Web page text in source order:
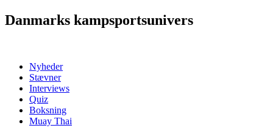
Videre
til
Danmarks kampsportsunivers
Nyheder
Stævner
Interviews
Quiz
Boksning
Muay Thai